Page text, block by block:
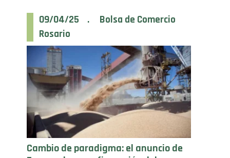
Rosario
Cambio de paradigma: el anuncio de
Trump y la reconfiguración del